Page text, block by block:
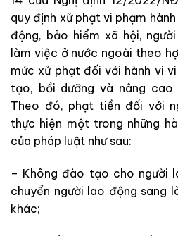
quy định xử phạt vi phạm
động, bảo hiểm xã hội,
làm việc ở nước ngoài theo
mức xử phạt đối với hành vi
tạo, bồi dưỡng và nâng cao
Theo đó, phạt tiền đối với
thực hiện một trong những
của pháp luật như sau:
– Không đào tạo cho người
chuyển người lao động sang
khác;